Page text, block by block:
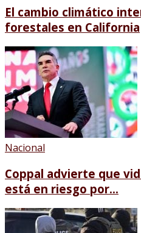
El cambio climático
forestales en California
Nacional
Coppal advierte que
está en riesgo por...